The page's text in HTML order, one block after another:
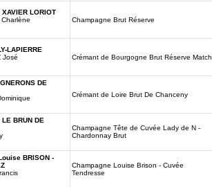
XAVIER LORIOT
Champagne Brut Réserve
LAPIERRE
José
Crémant de Bourgogne Brut Réserve Match
DE
Crémant de Loire Brut De Chanceny
LE BRUN DE
Champagne Tête de Cuvée Lady de N -
Chardonnay Brut
BRISON -
Champagne Louise Brison - Cuvée
Tendresse